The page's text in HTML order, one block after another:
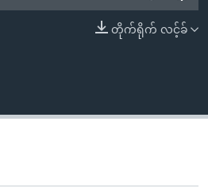
တိုက်ရိုက် လင့်ခ်